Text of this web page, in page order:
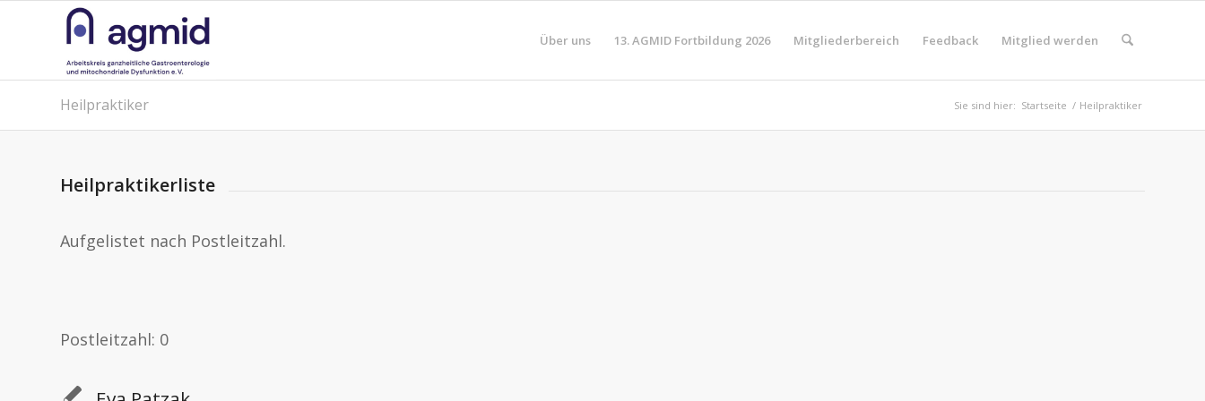
Über uns 13. AGMID Fortbildung 2026 Mitgliederbereich Feedback Mitglied werden
Heilpraktiker Sie sind hier: Startseite / Heilpraktiker
Heilpraktikerliste
Aufgelistet nach Postleitzahl.
Postleitzahl: 0